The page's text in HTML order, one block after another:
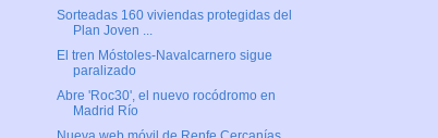
Sorteadas 160 viviendas protegidas del
Plan Joven ...
El tren Móstoles-Navalcarnero sigue
paralizado
Abre 'Roc30', el nuevo rocódromo en
Madrid Río